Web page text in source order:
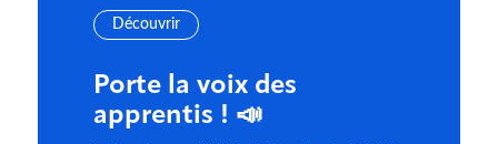
Découvrir
Porte la voix des
apprentis ! 📣